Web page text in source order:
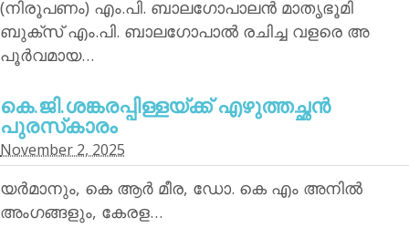
(നിരൂപണം) എം.പി. ബാലഗോപാലന്‍ മാതൃഭൂമി
ബുക്‌സ് എം.പി. ബാലഗോപാല്‍ രചിച്ച വളരെ അ
പൂര്‍വമായ…
കെ.ജി.ശങ്കരപ്പിള്ളയ്ക്ക് എഴുത്തച്ഛന്‍
പുരസ്‌കാരം
November 2, 2025
യര്‍മാനും, കെ ആര്‍ മീര, ഡോ. കെ എം അനില്‍
അംഗങ്ങളും, കേരള…